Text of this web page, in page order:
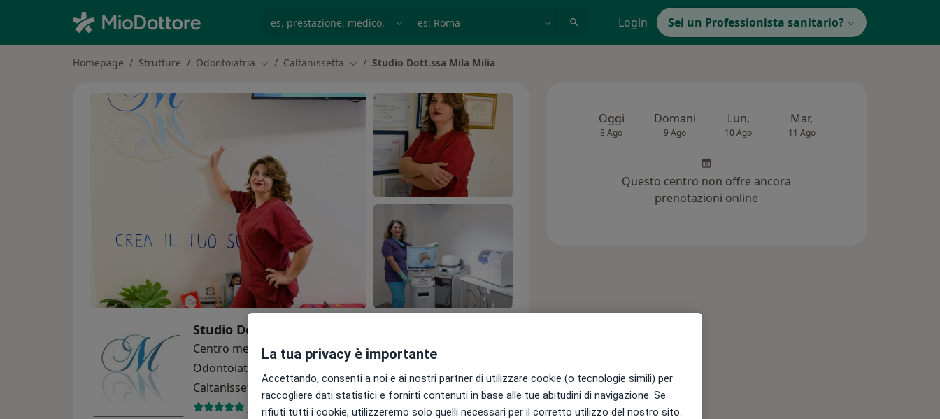
Login Sei un Professionista sanitario?
Homepage Strutture Odontoiatria Cambia città
Caltanissetta Cambia città
Studio Dott.ssa Mila Milia
Studio Dott.ssa Mila Milia
Centro medico odontoiatrico
Odontoiatria
Caltanissetta 1 indirizzo
102 recensioni
Oggi
8 Ago
Domani
9 Ago
Lun,
10 Ago
Mar,
11 Ago
Questo centro non offre ancora
prenotazioni online
La tua privacy è importante
Accettando, consenti a noi e ai nostri partner di utilizzare cookie (o tecnologie simili) per
raccogliere dati statistici e fornirti contenuti in base alle tue abitudini di navigazione. Se
rifiuti tutti i cookie, utilizzeremo solo quelli necessari per il corretto utilizzo del nostro sito.